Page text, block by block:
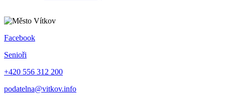
Facebook
Senioři
+420 556 312 200
podatelna@vitkov.info